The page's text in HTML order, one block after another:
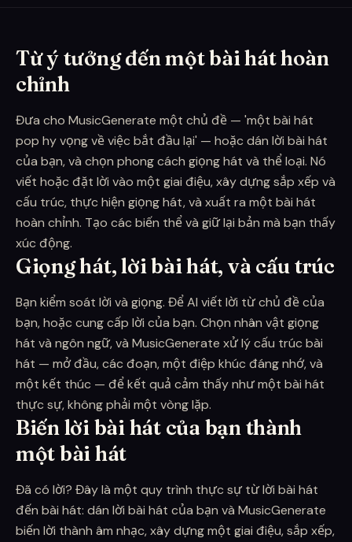
Từ ý tưởng đến một bài hát hoàn
chỉnh
Đưa cho MusicGenerate một chủ đề — 'một bài hát
pop hy vọng về việc bắt đầu lại' — hoặc dán lời bài hát
của bạn, và chọn phong cách giọng hát và thể loại. Nó
viết hoặc đặt lời vào một giai điệu, xây dựng sắp xếp và
cấu trúc, thực hiện giọng hát, và xuất ra một bài hát
hoàn chỉnh. Tạo các biến thể và giữ lại bản mà bạn thấy
xúc động.
Giọng hát, lời bài hát, và cấu trúc
Bạn kiểm soát lời và giọng. Để AI viết lời từ chủ đề của
bạn, hoặc cung cấp lời của bạn. Chọn nhân vật giọng
hát và ngôn ngữ, và MusicGenerate xử lý cấu trúc bài
hát — mở đầu, các đoạn, một điệp khúc đáng nhớ, và
một kết thúc — để kết quả cảm thấy như một bài hát
thực sự, không phải một vòng lặp.
Biến lời bài hát của bạn thành
một bài hát
Đã có lời? Đây là một quy trình thực sự từ lời bài hát
đến bài hát: dán lời bài hát của bạn và MusicGenerate
biến lời thành âm nhạc, xây dựng một giai điệu, sắp xếp,